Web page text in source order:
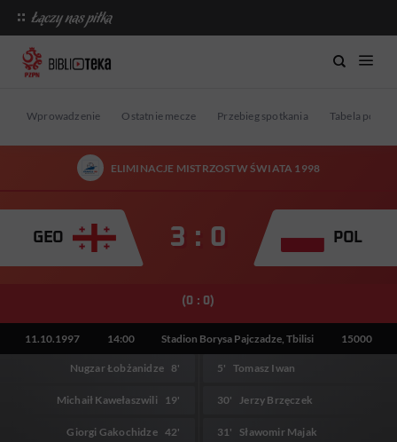
Wprowadzenie Ostatnie mecze Przebieg spotkania Tabela po
ELIMINACJE MISTRZOSTW ŚWIATA 1998
GEO 3 : 0 POL
(0 : 0)
11.10.1997 14:00 Stadion Borysa Pajczadze, Tbilisi 15000
Nugzar Łobżanidze 8'
Michaił Kawełaszwili 19'
Giorgi Gakochidze 42'
Tomasz Iwan
5'
Jerzy Brzęczek
30'
Sławomir Majak
31'